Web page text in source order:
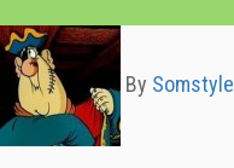
By Somstyle